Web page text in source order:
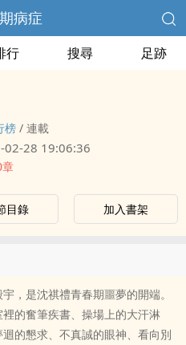
病症
行 搜尋 足跡
榜 / 連載
02-28 19:06:36
目錄 加入書架
，是沈祺禮青春期噩夢的開端。
的奮筆疾書、操場上的大汗淋
的懇求、不真誠的眼神、看向別